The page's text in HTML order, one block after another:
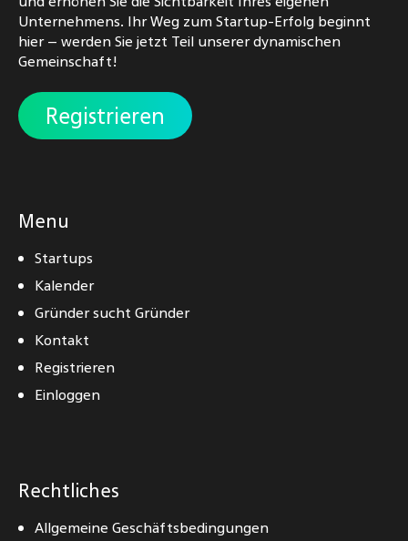
Unternehmens. Ihr Weg zum Startup-Erfolg beginnt
hier – werden Sie jetzt Teil unserer dynamischen
Gemeinschaft!
Registrieren
Menu
Startups
Kalender
Gründer sucht Gründer
Kontakt
Registrieren
Einloggen
Rechtliches
Allgemeine Geschäftsbedingungen